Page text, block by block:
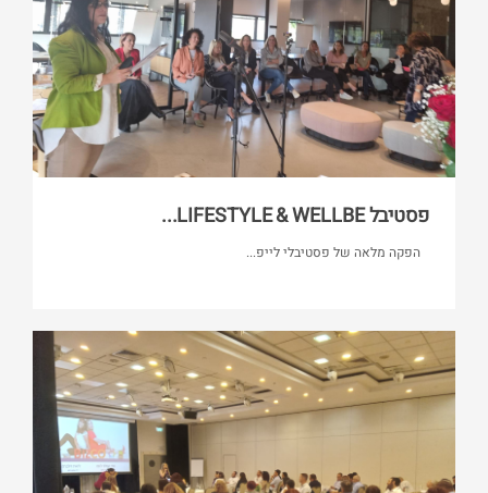
פסטיבל LIFESTYLE & WELLBE...
הפקה מלאה של פסטיבלי לייפ...